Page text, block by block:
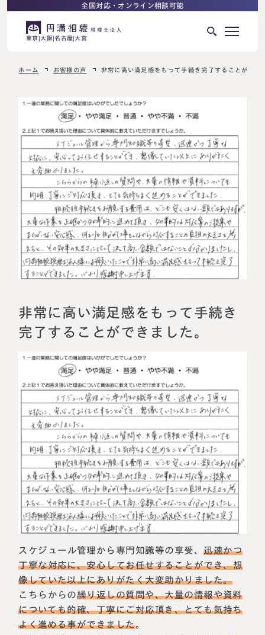
全国対応・オンライン相談可能
東京 大阪 名古屋 大宮
相続ロードマップ
はじめての方へ
ご相談の流れ
選ばれる理由
よくある質問
相続を学ぶ
サービス紹介
相続が発生した方へ
相続税申告について
ご相談の流れ
料金表
相続に備えたい方へ
相続税試算について
選ばれる理由
よくある質問
お客様の声
私たちについて
選ばれる理由
税理士紹介
法人情報
相続について学ぶ
相続コラム
セミナー
円満相続ちゃんねる
ホーム お客様の声 非常に高い満足感をもって手続き完了することができ
非常に高い満足感をもって手続き
完了することができました。
スケジュール管理から専門知識等の享受、迅速かつ
丁寧な対応に、安心してお任せすることができ、想
像していた以上にありがたく大変助かりました。
こちらからの繰り返しの質問や、大量の情報や資料
についても的確、丁寧にご対応頂き、とても気持ち
よく進める事ができました。